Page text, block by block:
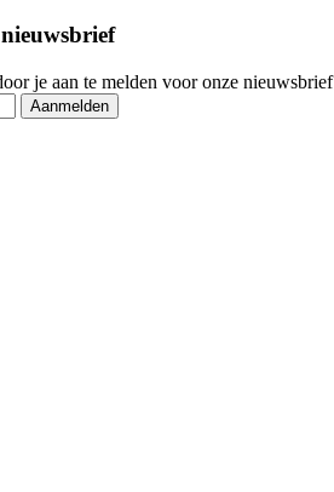
je aan te melden voor onze nieuwsbrief
Aanmelden